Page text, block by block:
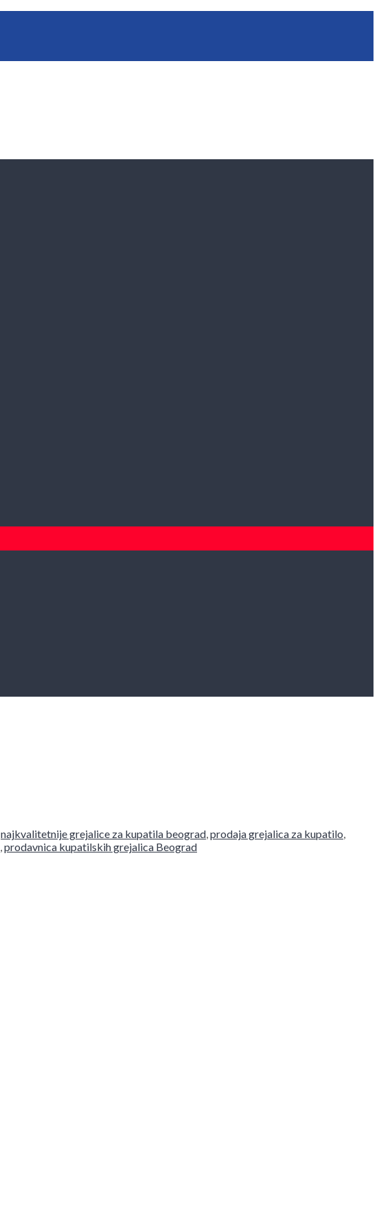
najkvalitetnije grejalice za kupatila beograd,prodaja grejalica za kupatilo,
,prodavnica kupatilskih grejalica Beograd